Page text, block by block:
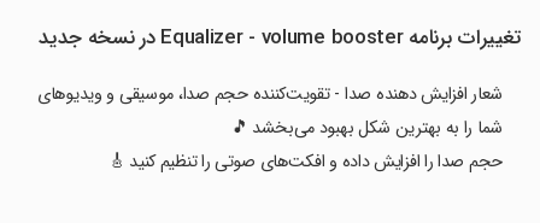
تغییرات برنامه Equalizer - volume booster در نسخه جدید
شعار افزایش دهنده صدا - تقویت‌کننده حجم صدا، موسیقی و ویدیوهای
شما را به بهترین شکل بهبود می‌بخشد 🎵
حجم صدا را افزایش داده و افکت‌های صوتی را تنظیم کنید 🎸